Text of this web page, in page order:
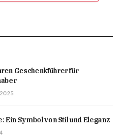
Geschenkführer für
Ein Symbol von Stil und Eleganz